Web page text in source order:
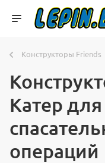
Конструкторы Friends
Катер для
операций